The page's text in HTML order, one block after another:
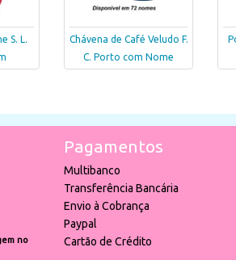
S. L.
Chávena de Café Veludo F.
C. Porto com Nome
no
Pagamentos
Multibanco
Transferência Bancária
Envio à Cobrança
Paypal
Cartão de Crédito